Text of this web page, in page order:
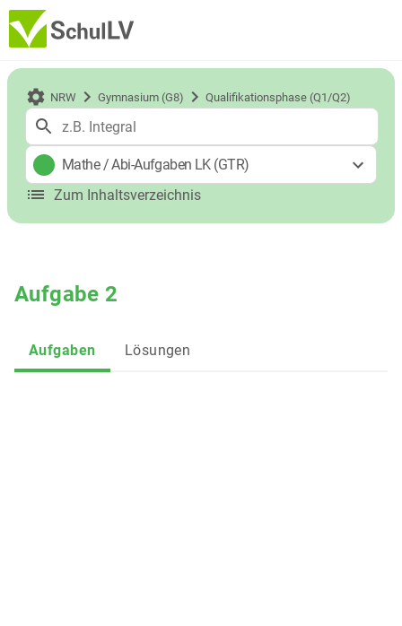
NRW Gymnasium (G8) Qualifikationsphase (Q1/Q2)
Mathe/Abi-Aufgaben LK (GTR)
Zum Inhaltsverzeichnis
Aufgabe 2
Aufgaben Lösungen